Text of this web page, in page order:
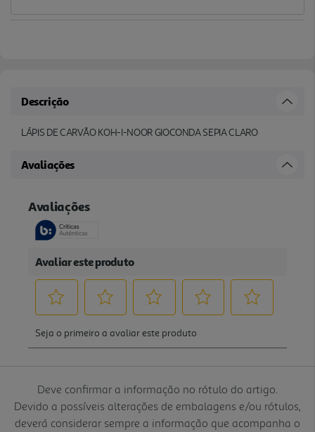
Descrição
LÁPIS DE CARVÃO KOH-I-NOOR GIOCONDA SEPIA CLARO
Avaliações
Deve confirmar a informação no rótulo do artigo.
Devido a possíveis alterações de embalagens e/ou rótulos,
deverá considerar sempre a informação que acompanha o